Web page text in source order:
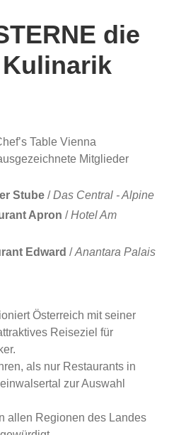
die
Table Vienna
Mitglieder
Stube /Das Central - Alpine
Apron /Hotel Am
Edward /Anantara Palais
Österreich mit seiner
Reiseziel für
als nur Restaurants in
zur Auswahl
allen Regionen des Landes